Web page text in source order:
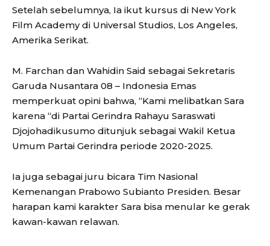
Setelah sebelumnya, Ia ikut kursus di New York
Film Academy di Universal Studios, Los Angeles,
Amerika Serikat.
M. Farchan dan Wahidin Said sebagai Sekretaris
Garuda Nusantara 08 – Indonesia Emas
memperkuat opini bahwa, “Kami melibatkan Sara
karena “di Partai Gerindra Rahayu Saraswati
Djojohadikusumo ditunjuk sebagai Wakil Ketua
Umum Partai Gerindra periode 2020-2025.
Ia juga sebagai juru bicara Tim Nasional
Kemenangan Prabowo Subianto Presiden. Besar
harapan kami karakter Sara bisa menular ke gerak
kawan-kawan relawan.